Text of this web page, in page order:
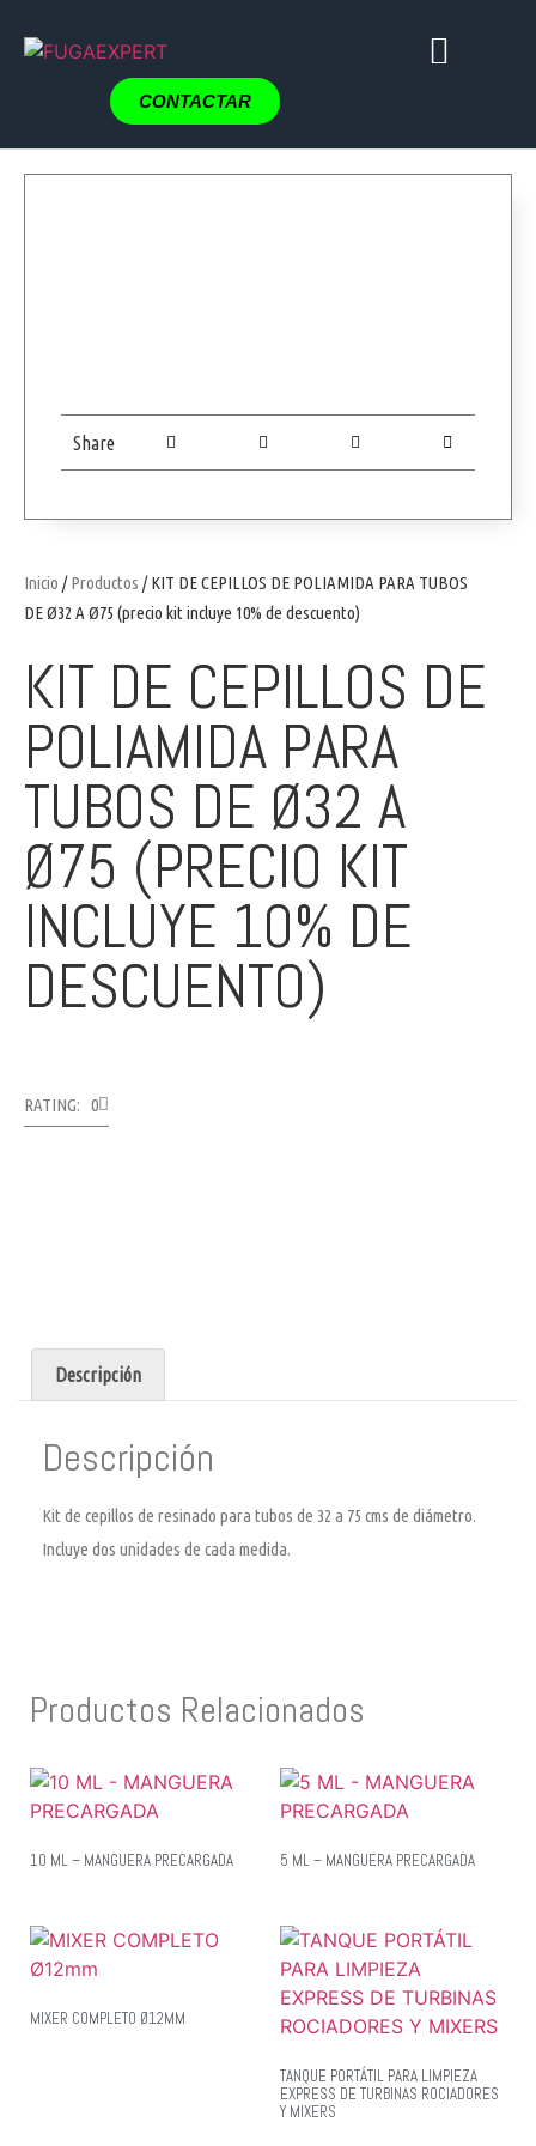
CONTACTAR
Inicio /Productos / KIT DE CEPILLOS DE POLIAMIDA PARA TUBOS
DE Ø32 A Ø75 (precio kit incluye 10% de descuento)
KIT DE CEPILLOS DE
POLIAMIDA PARA
TUBOS DE Ø32 A
Ø75 (PRECIO KIT
INCLUYE 10% DE
DESCUENTO)
RATING: 0
Share
Descripción
Descripción
Kit de cepillos de resinado para tubos de 32 a 75 cms de diámetro.
Incluye dos unidades de cada medida.
Productos Relacionados
10 ML – MANGUERA PRECARGADA 5 ML – MANGUERA PRECARGADA
MIXER COMPLETO Ø12MM
TANQUE PORTÁTIL PARA LIMPIEZA
EXPRESS DE TURBINAS ROCIADORES
Y MIXERS